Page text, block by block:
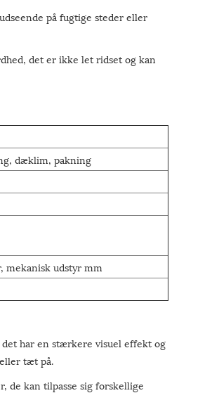
på fugtige steder eller
det er ikke let ridset og kan
dæklim, pakning
mekanisk udstyr mm
har en stærkere visuel effekt og
tæt på.
de kan tilpasse sig forskellige